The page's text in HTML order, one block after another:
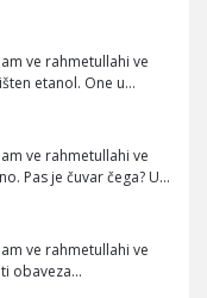
ve rahmetullahi ve
etanol. One u…
ve rahmetullahi ve
Pas je čuvar čega? U…
ve rahmetullahi ve
obaveza…